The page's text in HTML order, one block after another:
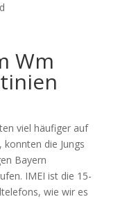
Wm
viel häufiger auf
die Jungs
Bayern
IMEI ist die 15-
wie wir es